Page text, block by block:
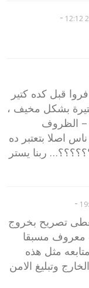
-
قبل كده كتير
بشكل مخيف ،
– الظروف
اصلا بتعتبر ده
ربنا يستر
-
تصريح بخروج
معروف مسبقا
مثل هذه
وتبليغ الامن